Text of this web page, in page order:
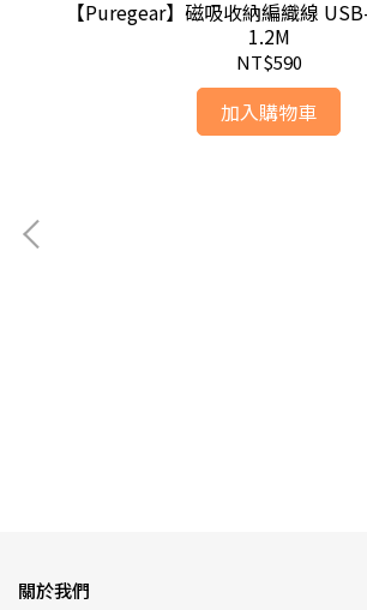
【Puregear】磁吸收納編織線
1.2M
NT$590
加入購物車
關於我們